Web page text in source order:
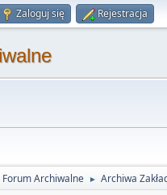
Zaloguj się Rejestracja
Archiwalne ► Archiwa